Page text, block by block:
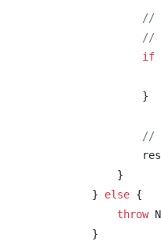
//
//
if
                }
//
            }
        }
else {
throw
        }